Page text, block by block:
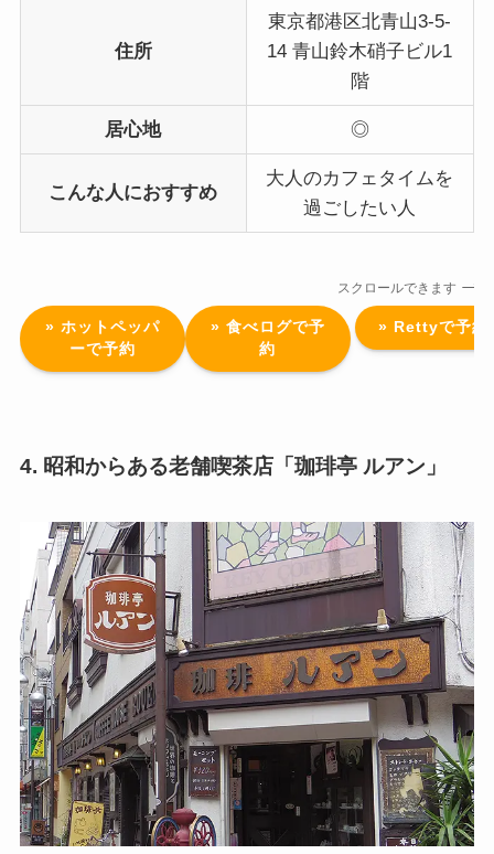
住所
東京都港区北青山3-5-
14 青山鈴木硝子ビル1
階
居心地 ◎
こんな人におすすめ
大人のカフェタイムを
過ごしたい人
スクロールできます
» ホットペッパ
ーで予約
» 食べログで予
約
» Rettyで予約
4. 昭和からある老舗喫茶店「珈琲亭 ルアン」